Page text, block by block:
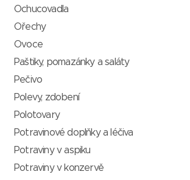
Ochucovadla
Ořechy
Ovoce
Paštiky, pomazánky a saláty
Pečivo
Polevy, zdobení
Polotovary
Potravinové doplňky a léčiva
Potraviny v aspiku
Potraviny v konzervě